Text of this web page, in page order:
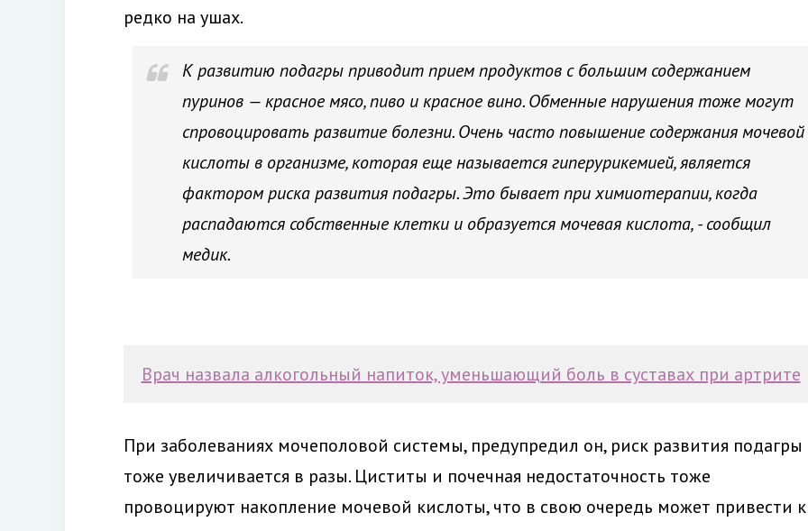
редко на ушах.
К развитию подагры приводит прием продуктов с большим содержанием
пуринов — красное мясо, пиво и красное вино. Обменные нарушения тоже могут
спровоцировать развитие болезни. Очень часто повышение содержания мочевой
кислоты в организме, которая еще называется гиперурикемией, является
фактором риска развития подагры. Это бывает при химиотерапии, когда
распадаются собственные клетки и образуется мочевая кислота, - сообщил
медик.
Врач назвала алкогольный напиток, уменьшающий боль в суставах при артрите
При заболеваниях мочеполовой системы, предупредил он, риск развития подагры
тоже увеличивается в разы. Циститы и почечная недостаточность тоже
провоцируют накопление мочевой кислоты, что в свою очередь может привести к